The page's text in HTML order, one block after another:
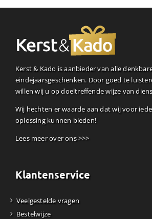
Kerst & Kado is aanbieder van alle
eindejaarsgeschenken. Door goed te
willen wij u op doeltreffende wijze van
Wij hechten er waarde aan dat wij voor
oplossing kunnen bieden!
Lees meer over ons >>>
Klantenservice
Veelgestelde vragen
Bestelwijze